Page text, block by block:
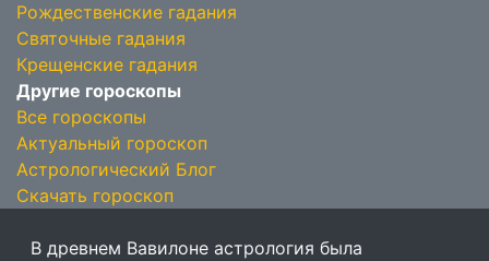
Рождественские гадания
Святочные гадания
Крещенские гадания
Другие гороскопы
Все гороскопы
Актуальный гороскоп
Астрологический Блог
Скачать гороскоп
В древнем Вавилоне астрология была